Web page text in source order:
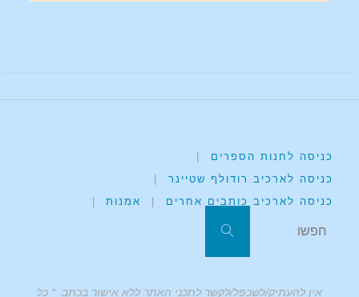
כניסה לחנות הספרים
כניסה לארכיב רודולף שטיינר
כניסה לארכיב כותבים אחרים
אמנות
אין להעתיק/לשכפל/לקשר לתכני האתר ללא אישור בכתב * כל